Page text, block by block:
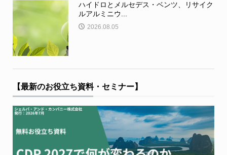
ハイドロとメルセデス・ベンツ、リサイク
ルアルミニウ...
2026.08.05
【最新のお役立ち資料・セミナー】